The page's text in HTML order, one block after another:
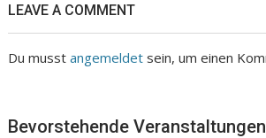
LEAVE A COMMENT
Du musstangemeldet sein, um einen
Bevorstehende Veranstaltungen